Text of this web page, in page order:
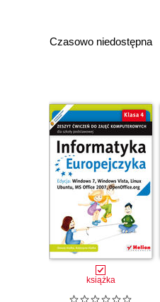
Edycja: Windows
XP, Linux Ubuntu,
Czasowo niedostępna
książka